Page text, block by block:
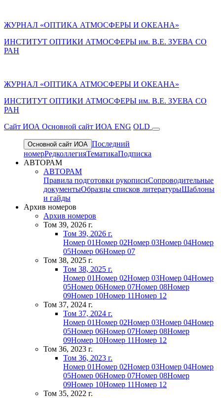
ЖУРНАЛ «ОПТИКА АТМОСФЕРЫ И ОКЕАНА»
ИНСТИТУТ ОПТИКИ АТМОСФЕРЫ им. В.Е. ЗУЕВА СО
РАН
ЖУРНАЛ «ОПТИКА АТМОСФЕРЫ И ОКЕАНА»
ИНСТИТУТ ОПТИКИ АТМОСФЕРЫ им. В.Е. ЗУЕВА СО
РАН
Cайт ИОА Основной сайт ИОА ENG OLD
Основной сайт ИОА Последний
номерРедколлегияТематикаПодписка
АВТОРАМ
АВТОРАМ
Правила подготовки рукописиСопроводительные
документыОбразцы списков литературыШаблоны
и гайды
Архив номеров
Архив номеров
Том 39, 2026 г.
Том 39, 2026 г.
Номер 01Номер 02Номер 03Номер 04Номер
05Номер 06Номер 07
Том 38, 2025 г.
Том 38, 2025 г.
Номер 01Номер 02Номер 03Номер 04Номер
05Номер 06Номер 07Номер 08Номер
09Номер 10Номер 11Номер 12
Том 37, 2024 г.
Том 37, 2024 г.
Номер 01Номер 02Номер 03Номер 04Номер
05Номер 06Номер 07Номер 08Номер
09Номер 10Номер 11Номер 12
Том 36, 2023 г.
Том 36, 2023 г.
Номер 01Номер 02Номер 03Номер 04Номер
05Номер 06Номер 07Номер 08Номер
09Номер 10Номер 11Номер 12
Том 35, 2022 г.